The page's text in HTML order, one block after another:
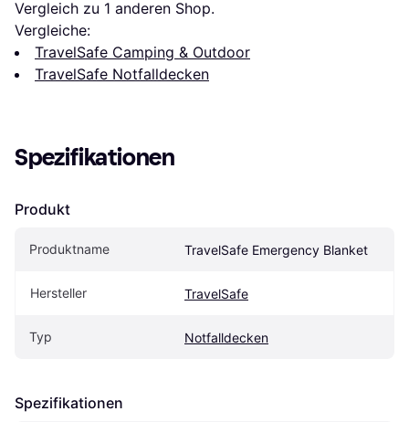
Vergleich zu 1 anderen Shop.
Vergleiche:
TravelSafe Camping & Outdoor
TravelSafe Notfalldecken
Spezifikationen
Produkt
Produktname TravelSafe Emergency Blanket
Hersteller TravelSafe
Typ Notfalldecken
Spezifikationen